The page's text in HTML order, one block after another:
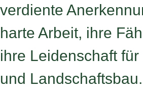
verdiente
harte Arbeit, ihre
ihre Leidenschaft
und